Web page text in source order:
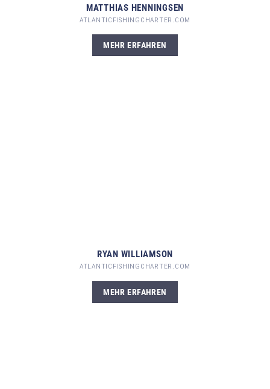
MATTHIAS HENNINGSEN
ATLANTICFISHINGCHARTER.COM
MEHR ERFAHREN
RYAN WILLIAMSON
ATLANTICFISHINGCHARTER.COM
MEHR ERFAHREN